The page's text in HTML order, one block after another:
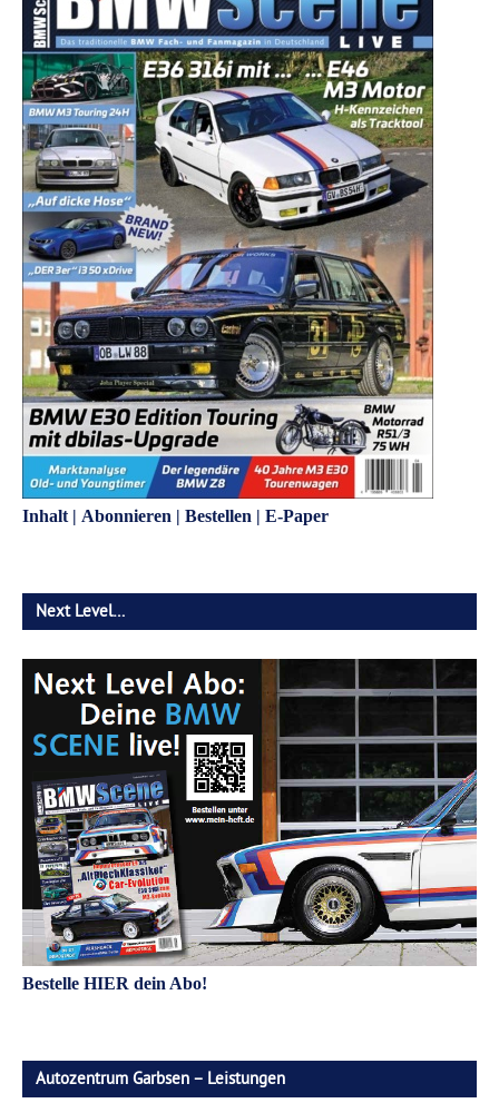
Inhalt | Abonnieren | Bestellen | E-Paper
Next Level…
Bestelle HIER dein Abo!
Autozentrum Garbsen – Leistungen